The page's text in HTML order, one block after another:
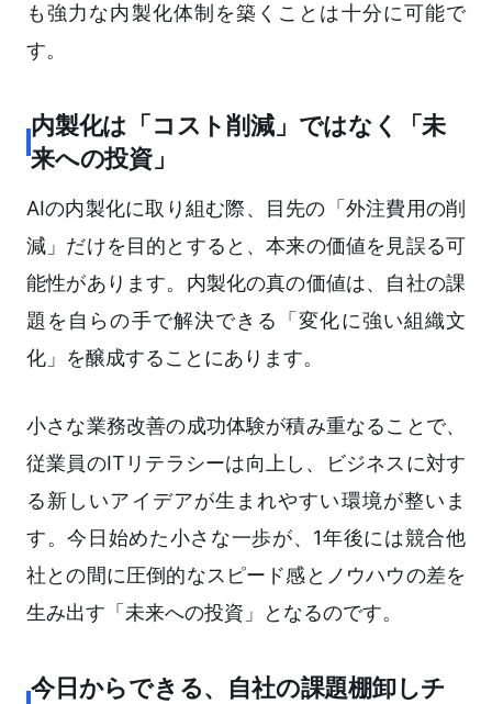
も強力な内製化体制を築くことは十分に可能で
す。
内製化は「コスト削減」ではなく「未
来への投資」
AIの内製化に取り組む際、目先の「外注費用の削
減」だけを目的とすると、本来の価値を見誤る可
能性があります。内製化の真の価値は、自社の課
題を自らの手で解決できる「変化に強い組織文
化」を醸成することにあります。
小さな業務改善の成功体験が積み重なることで、
従業員のITリテラシーは向上し、ビジネスに対す
る新しいアイデアが生まれやすい環境が整いま
す。今日始めた小さな一歩が、1年後には競合他
社との間に圧倒的なスピード感とノウハウの差を
生み出す「未来への投資」となるのです。
今日からできる、自社の課題棚卸しチ